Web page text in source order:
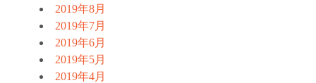
2019年8月
2019年7月
2019年6月
2019年5月
2019年4月